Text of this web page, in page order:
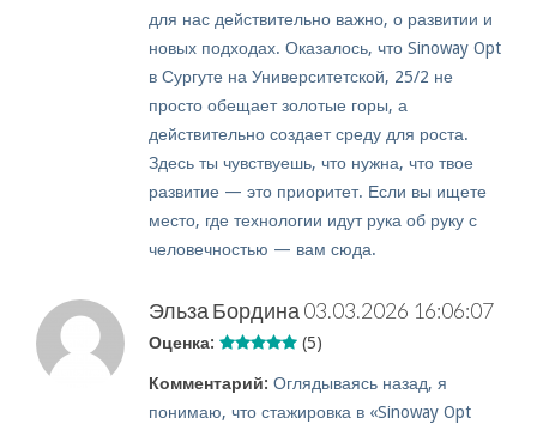
для нас действительно важно, о развитии и
новых подходах. Оказалось, что Sinoway Opt
в Сургуте на Университетской, 25/2 не
просто обещает золотые горы, а
действительно создает среду для роста.
Здесь ты чувствуешь, что нужна, что твое
развитие — это приоритет. Если вы ищете
место, где технологии идут рука об руку с
человечностью — вам сюда.
Эльза Бордина 03.03.2026 16:06:07
Оценка: (5)
Комментарий: Оглядываясь назад, я
понимаю, что стажировка в «Sinoway Opt